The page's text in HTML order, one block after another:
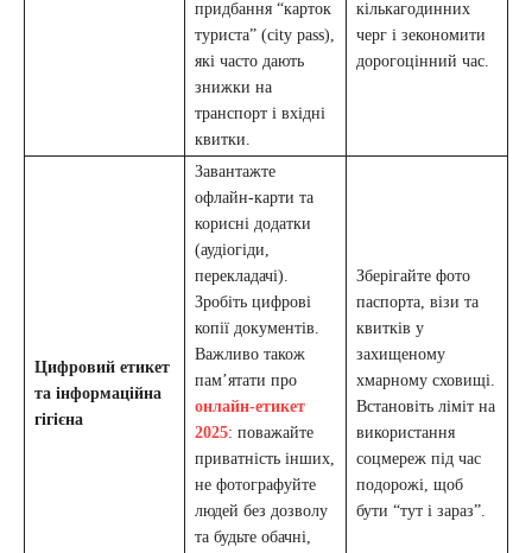
придбання “карток
туриста” (city pass),
які часто дають
знижки на
транспорт і вхідні
квитки.
кількагодинних
черг і зекономити
дорогоцінний час.
Цифровий етикет
та інформаційна
гігієна
Завантажте
офлайн-карти та
корисні додатки
(аудіогіди,
перекладачі).
Зробіть цифрові
копії документів.
Важливо також
пам’ятати про
онлайн-етикет
2025: поважайте
приватність інших,
не фотографуйте
людей без дозволу
та будьте обачні,
Зберігайте фото
паспорта, візи та
квитків у
захищеному
хмарному сховищі.
Встановіть ліміт на
використання
соцмереж під час
подорожі, щоб
бути “тут і зараз”.